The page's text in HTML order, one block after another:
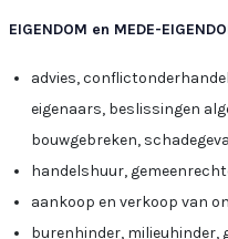
EIGENDOM en MEDE-
advies,
eigenaars, beslissingen
bouwgebreken,
handelshuur,
aankoop en verkoop van
burenhinder, milieuhinder,